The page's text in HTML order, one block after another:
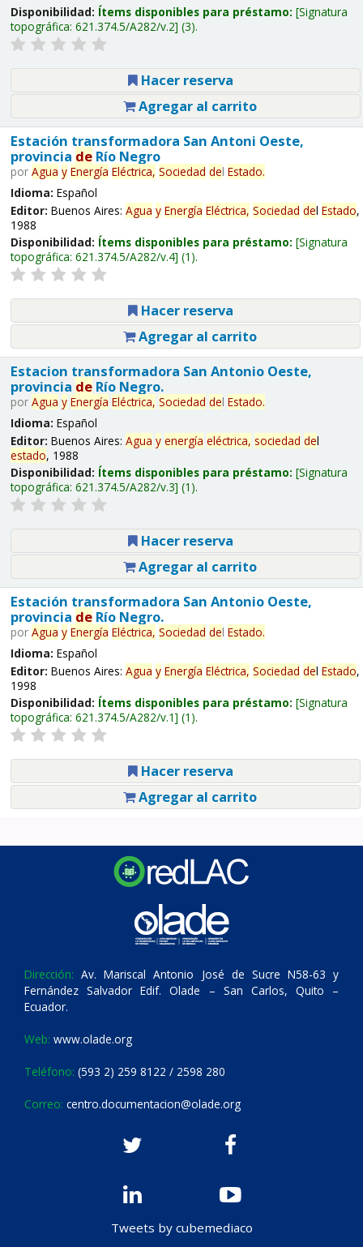
Disponibilidad: Ítems disponibles para préstamo: Signatura
topográfica: 621.374.5/A282/v.2 (3).
Hacer reserva
Agregar al carrito
Estación transformadora San Antoni Oeste,
provincia deRío Negro
por Agua y Energía Eléctrica, Sociedad del Estado.
Idioma: Español
Editor: Buenos Aires: Agua y Energía Eléctrica, Sociedad del Estado,
1988
Disponibilidad: Ítems disponibles para préstamo: Signatura
topográfica: 621.374.5/A282/v.4 (1).
Hacer reserva
Agregar al carrito
Estacion transformadora San Antonio Oeste,
provincia deRío Negro.
por Agua y Energía Eléctrica, Sociedad del Estado.
Idioma: Español
Editor: Buenos Aires: Agua y energía eléctrica, sociedad del
estado, 1988
Disponibilidad: Ítems disponibles para préstamo: Signatura
topográfica: 621.374.5/A282/v.3 (1).
Hacer reserva
Agregar al carrito
Estación transformadora San Antonio Oeste,
provincia deRío Negro.
por Agua y Energía Eléctrica, Sociedad del Estado.
Idioma: Español
Editor: Buenos Aires: Agua y Energía Eléctrica, Sociedad del Estado,
1998
Disponibilidad: Ítems disponibles para préstamo: Signatura
topográfica: 621.374.5/A282/v.1 (1).
Hacer reserva
Agregar al carrito
Dirección: Av. Mariscal Antonio José de Sucre N58-63 y
Fernández Salvador Edif. Olade – San Carlos, Quito –
Ecuador.
Web: www.olade.org
Teléfono: (593 2) 259 8122 / 2598 280
Correo: centro.documentacion@olade.org
Tweets by cubemediaco